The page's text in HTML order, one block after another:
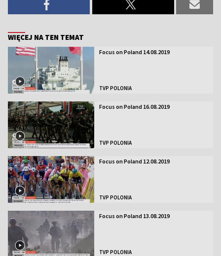
WIĘCEJ NA TEN TEMAT
Focus on Poland 14.08.2019
TVP POLONIA
Focus on Poland 16.08.2019
TVP POLONIA
Focus on Poland 12.08.2019
TVP POLONIA
Focus on Poland 13.08.2019
TVP POLONIA